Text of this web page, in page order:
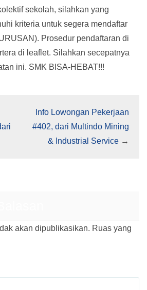
sekolah, silahkan yang
kriteria untuk segera mendaftar
Prosedur pendaftaran di
di leaflet. Silahkan secepatnya
ini. SMK BISA-HEBAT!!!
Info Lowongan Pekerjaan
#402, dari Multindo Mining
& Industrial Service →
akan dipublikasikan. Ruas yang